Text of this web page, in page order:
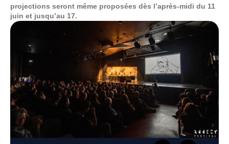
projections seront même proposées dès l’après-midi du 11
juin et jusqu’au 17.